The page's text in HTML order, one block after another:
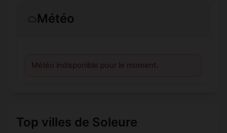
Météo
Météo indisponible pour le moment.
Top villes de Soleure